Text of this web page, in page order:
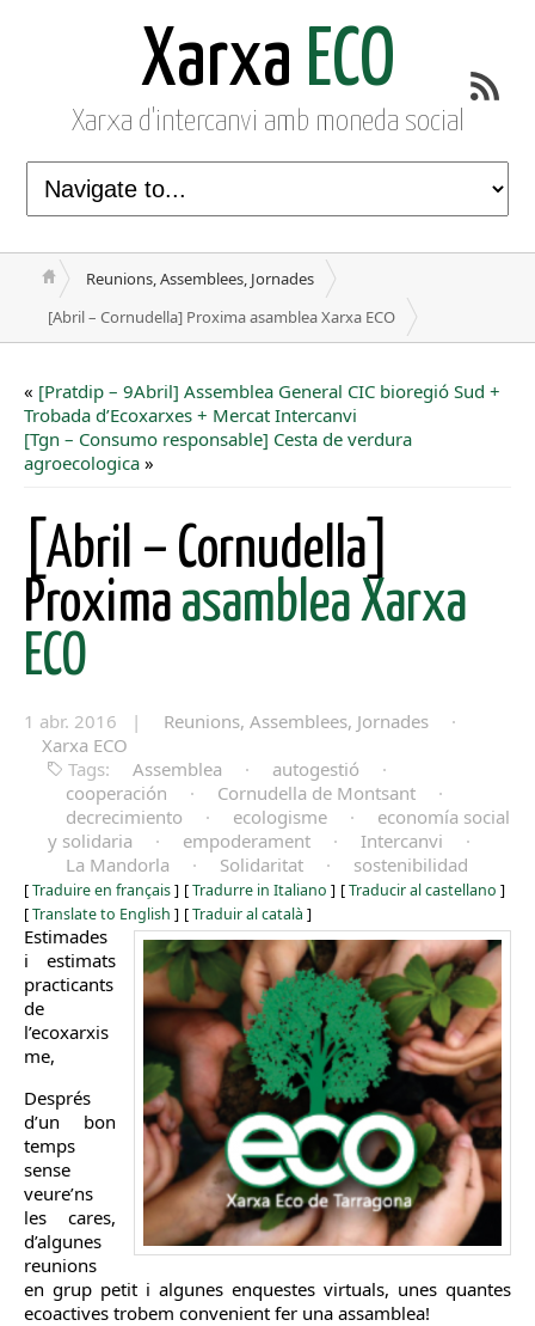
Xarxa ECO
Xarxa d'intercanvi amb moneda social
Reunions, Assemblees, Jornades
[Abril – Cornudella] Proxima asamblea Xarxa ECO
« [Pratdip – 9Abril] Assemblea General CIC bioregió Sud +
Trobada d’Ecoxarxes + Mercat Intercanvi
[Tgn – Consumo responsable] Cesta de verdura
agroecologica »
[Abril – Cornudella]
Proxima asamblea Xarxa
ECO
1 abr. 2016 | Reunions, Assemblees, Jornades
·
Xarxa ECO
Tags:
Assemblea · autogestió
·
cooperación
· Cornudella de Montsant
·
decrecimiento
· ecologisme ·
economía social
y solidaria
· empoderament · Intercanvi
·
La Mandorla
· Solidaritat · sostenibilidad
[Traduire en français] [Tradurre in Italiano ] [Traducir al castellano ]
[Translate to English ] [Traduir al català ]
Es​timades
i estimats
practicants
de
l’ecoxarxis
me,
Després
d’un bon
temps
sense
veure’ns
les cares,
d’algunes
reunions
en grup petit i algunes enquestes virtuals, unes quantes
ecoactives trobem convenient fer una assamblea!